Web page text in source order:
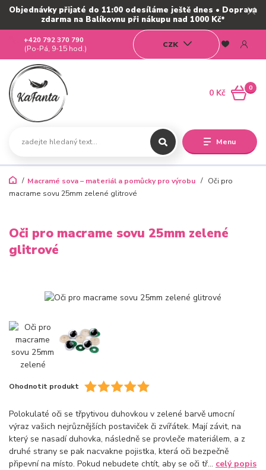
Objednávky přijaté do 11:00 odesíláme ještě dnes • Doprava
zdarma na Balíkovnu při nákupu nad 1000 Kč*
Menu
CZK
+420 792 370 790
(Po-Pá, 9-15 hod.)
0
0 Kč
Macramé sova – materiál a pomůcky pro výrobu
Oči pro
macrame sovu 25mm zelené glitrové
Oči pro macrame sovu 25mm zelené
glitrové
Ohodnotit produkt
Polokulaté oči se třpytivou duhovkou v zelené barvě umocní
výraz vašich nejrůznějších postaviček či zvířátek. Mají závit, na
který se nasadí duhovka, následně se provleče materiálem, a z
druhé strany se pak nacvakne pojistka, která oči bezpečně
připevní na místo. Pokud nebudete chtít, aby se oči tř... celý popis